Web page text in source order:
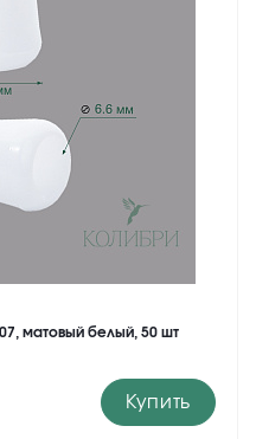
матовый белый, 50 шт
Купить